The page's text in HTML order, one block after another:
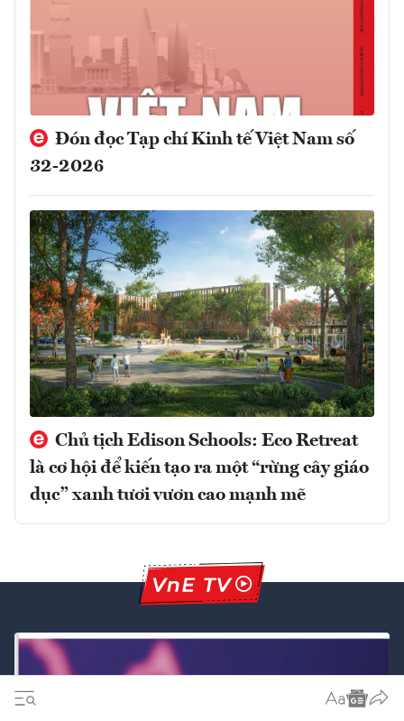
Đón đọc Tạp chí Kinh tế Việt Nam số
32-2026
Chủ tịch Edison Schools: Eco Retreat
là cơ hội để kiến tạo ra một “rừng cây giáo
dục” xanh tươi vươn cao mạnh mẽ